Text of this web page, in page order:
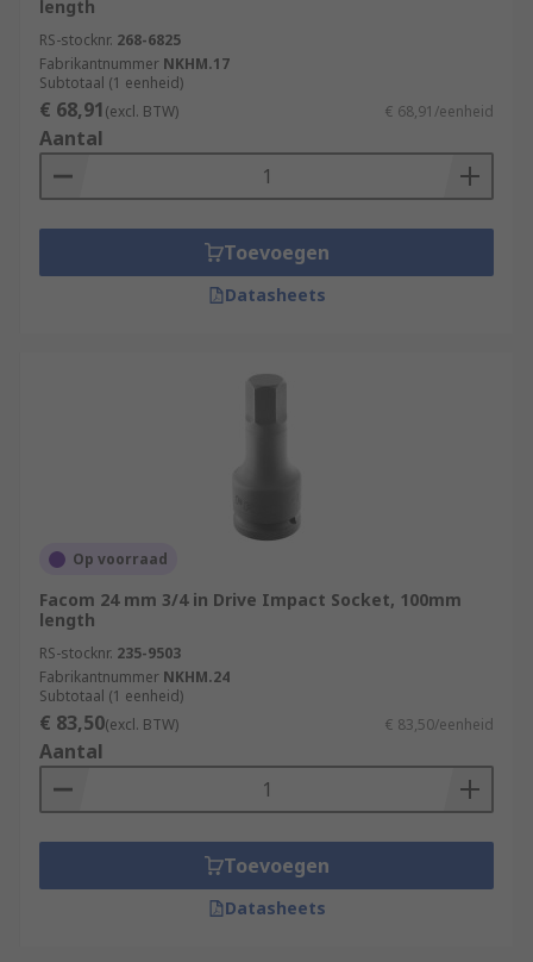
length
RS-stocknr. 268-6825
Fabrikantnummer NKHM.17
Subtotaal (1 eenheid)
€ 68,91(excl. BTW) € 68,91/eenheid
Aantal
Toevoegen
Datasheets
Op voorraad
Facom 24 mm 3/4 in Drive Impact Socket, 100mm
length
RS-stocknr. 235-9503
Fabrikantnummer NKHM.24
Subtotaal (1 eenheid)
€ 83,50(excl. BTW) € 83,50/eenheid
Aantal
Toevoegen
Datasheets